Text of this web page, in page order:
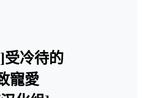
受冷待的
寵愛